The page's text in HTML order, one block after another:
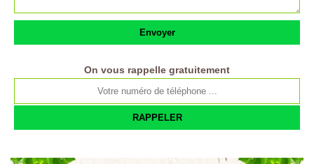
On vous rappelle gratuitement